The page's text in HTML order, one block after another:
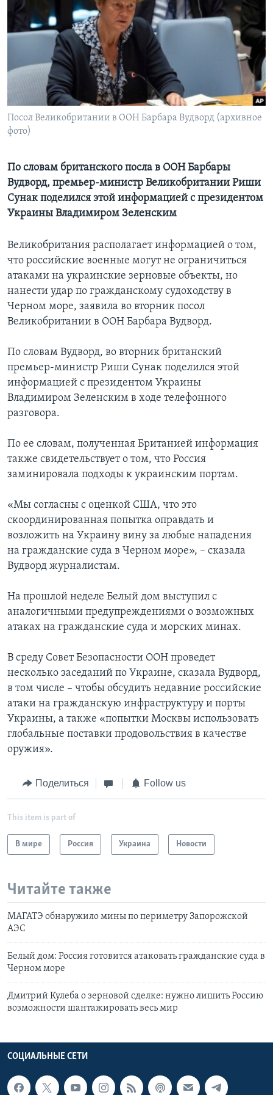
Learning English
СОЦИАЛЬНЫЕ СЕТИ
Языки
Посол Великобритании в ООН Барбара Вудворд (архивное
фото)
По словам британского посла в ООН Барбары
Вудворд, премьер-министр Великобритании Риши
Сунак поделился этой информацией с президентом
Украины Владимиром Зеленским
Великобритания располагает информацией о том,
что российские военные могут не ограничиться
атаками на украинские зерновые объекты, но
нанести удар по гражданскому судоходству в
Черном море, заявила во вторник посол
Великобритании в ООН Барбара Вудворд.
По словам Вудворд, во вторник британский
премьер-министр Риши Сунак поделился этой
информацией с президентом Украины
Владимиром Зеленским в ходе телефонного
разговора.
По ее словам, полученная Британией информация
также свидетельствует о том, что Россия
заминировала подходы к украинским портам.
«Мы согласны с оценкой США, что это
скоординированная попытка оправдать и
возложить на Украину вину за любые нападения
на гражданские суда в Черном море», – сказала
Вудворд журналистам.
На прошлой неделе Белый дом выступил с
аналогичными предупреждениями о возможных
атаках на гражданские суда и морских минах.
В среду Совет Безопасности ООН проведет
несколько заседаний по Украине, сказала Вудворд,
в том числе – чтобы обсудить недавние российские
атаки на гражданскую инфраструктуру и порты
Украины, а также «попытки Москвы использовать
глобальные поставки продовольствия в качестве
оружия».
Поделиться Follow us
This item is part of
В мире Россия Украина Новости
Читайте также
МАГАТЭ обнаружило мины по периметру Запорожской
АЭС
Белый дом: Россия готовится атаковать гражданские суда в
Черном море
Дмитрий Кулеба о зерновой сделке: нужно лишить Россию
возможности шантажировать весь мир
СОЦИАЛЬНЫЕ СЕТИ